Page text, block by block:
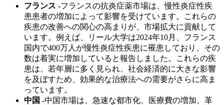
フランス -フランスの抗炎症薬市場は、慢性炎症性疾
患患者の増加によって影響を受けています。これらの
疾患の改善への関心の高まりが、市場拡大に貢献して
います。例えば、リール大学は2024年10月、フランス
国内で400万人が慢性炎症性疾患に罹患しており、その
数は着実に増加していると報告しました。これらの疾
患は、若年層に多く見られ、社会経済的に大きな影響
を及ぼすため、効果的な治療法への需要がさらに高ま
っています。
中国 -中国市場は、急速な都市化、医療費の増加、革